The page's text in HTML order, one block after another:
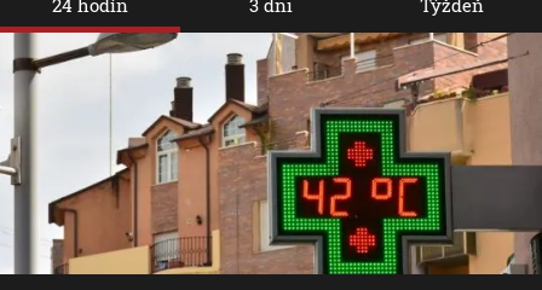
24 hodín 3 dni Týždeň